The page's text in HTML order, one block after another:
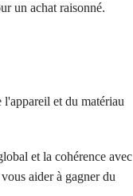
un achat raisonné.
et du matériau
et la cohérence avec
aider à gagner du